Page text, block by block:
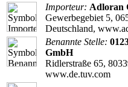
Importeur: Adloran
Gewerbegebiet 5,
Deutschland,
Benannte Stelle:
GmbH
Ridlerstraße 65,
www.de.tuv.com